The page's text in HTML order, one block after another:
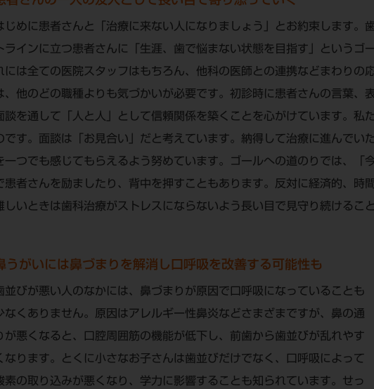
じめに患者さんと「治療に来ない人になりましょう」とお約束します。
ラインに立つ患者さんに「生涯、歯で悩まない状態を目指す」というゴ
には全ての医院スタッフはもちろん、他科の医師との連携などまわりの
、他のどの職種よりも気づかいが必要です。初診時に患者さんの言葉、
談を通して「人と人」として信頼関係を築くことを心がけています。私
です。面談は「お見合い」だと考えています。納得して治療に進んでい
一つでも感じてもらえるよう努めています。ゴールへの道のりでは、「
患者さんを励ましたり、背中を押すこともあります。反対に経済的、時
しいときは歯科治療がストレスにならないよう長い目で見守り続けるこ
うがいには鼻づまりを解消し口呼吸を改善する可能性も
並びが悪い人のなかには、鼻づまりが原因で口呼吸になっていることも
なくありません。原因はアレルギー性鼻炎などさまざまですが、鼻の通
が悪くなると、口腔周囲筋の機能が低下し、前歯から歯並びが乱れやす
なります。とくに小さなお子さんは歯並びだけでなく、口呼吸によって
素の取り込みが悪くなり、学力に影響することも知られています。せっ